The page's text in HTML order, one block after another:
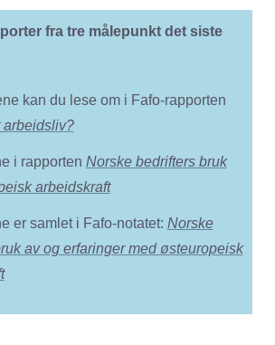
fra tre målepunkt det siste
kan du lese om i Fafo-rapporten
arbeidsliv?
i rapporten Norske bedrifters bruk
arbeidskraft
er samlet i Fafo-notatet: Norske
av og erfaringer med østeuropeisk